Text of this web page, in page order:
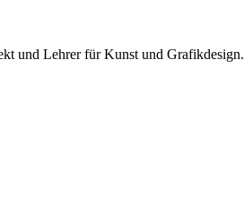
und Lehrer für Kunst und Grafikdesign.